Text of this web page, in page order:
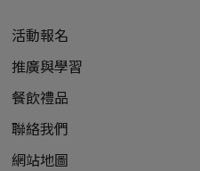
活動報名
推廣與學習
餐飲禮品
聯絡我們
網站地圖